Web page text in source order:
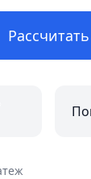
Рассчитать